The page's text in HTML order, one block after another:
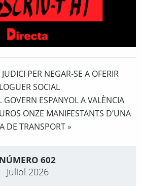
PER NEGAR-SE A OFERIR
SOCIAL
GOVERN ESPANYOL A VALÈNCIA
ONZE MANIFESTANTS D’UNA
DE TRANSPORT»
NÚMERO 602
Juliol 2026